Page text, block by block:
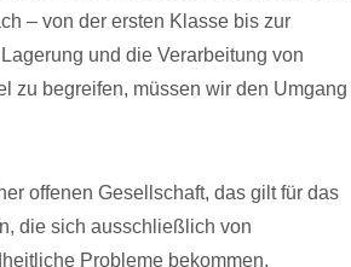
– von der ersten Klasse bis zur
und die Verarbeitung von
zu begreifen, müssen wir den Umgang
offenen Gesellschaft, das gilt für das
die sich ausschließlich von
Probleme bekommen.